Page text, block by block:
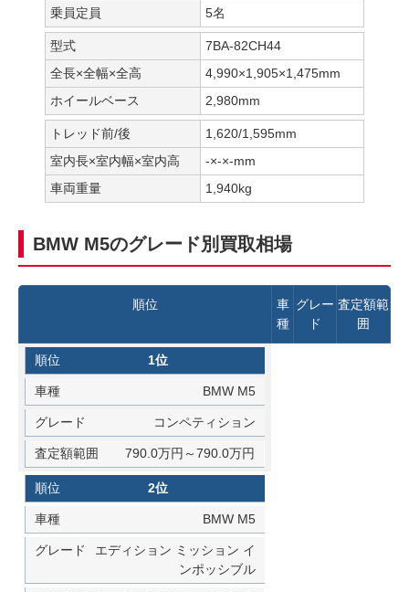
乗員定員
5名
型式
7BA-82CH44
全長×全幅×全高
4,990×1,905×1,475mm
ホイールベース
2,980mm
トレッド前/後
1,620/1,595mm
室内長×室内幅×室内高
-×-×-mm
車両重量
1,940kg
BMW M5のグレード別買取相場
順位
車
種
グレー
ド
査定額範
囲
1位
BMW M5
コンペティション
790.0万円～790.0万円
2位
BMW M5
エディション ミッション イ
ンポッシブル